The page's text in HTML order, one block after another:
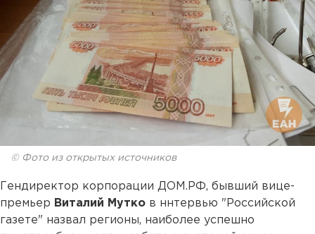
© Фото из открытых источников
Гендиректор корпорации ДОМ.РФ, бывший вице-
премьер Виталий Мутко в ннтервью "Российской
газете" назвал регионы, наиболее успешно